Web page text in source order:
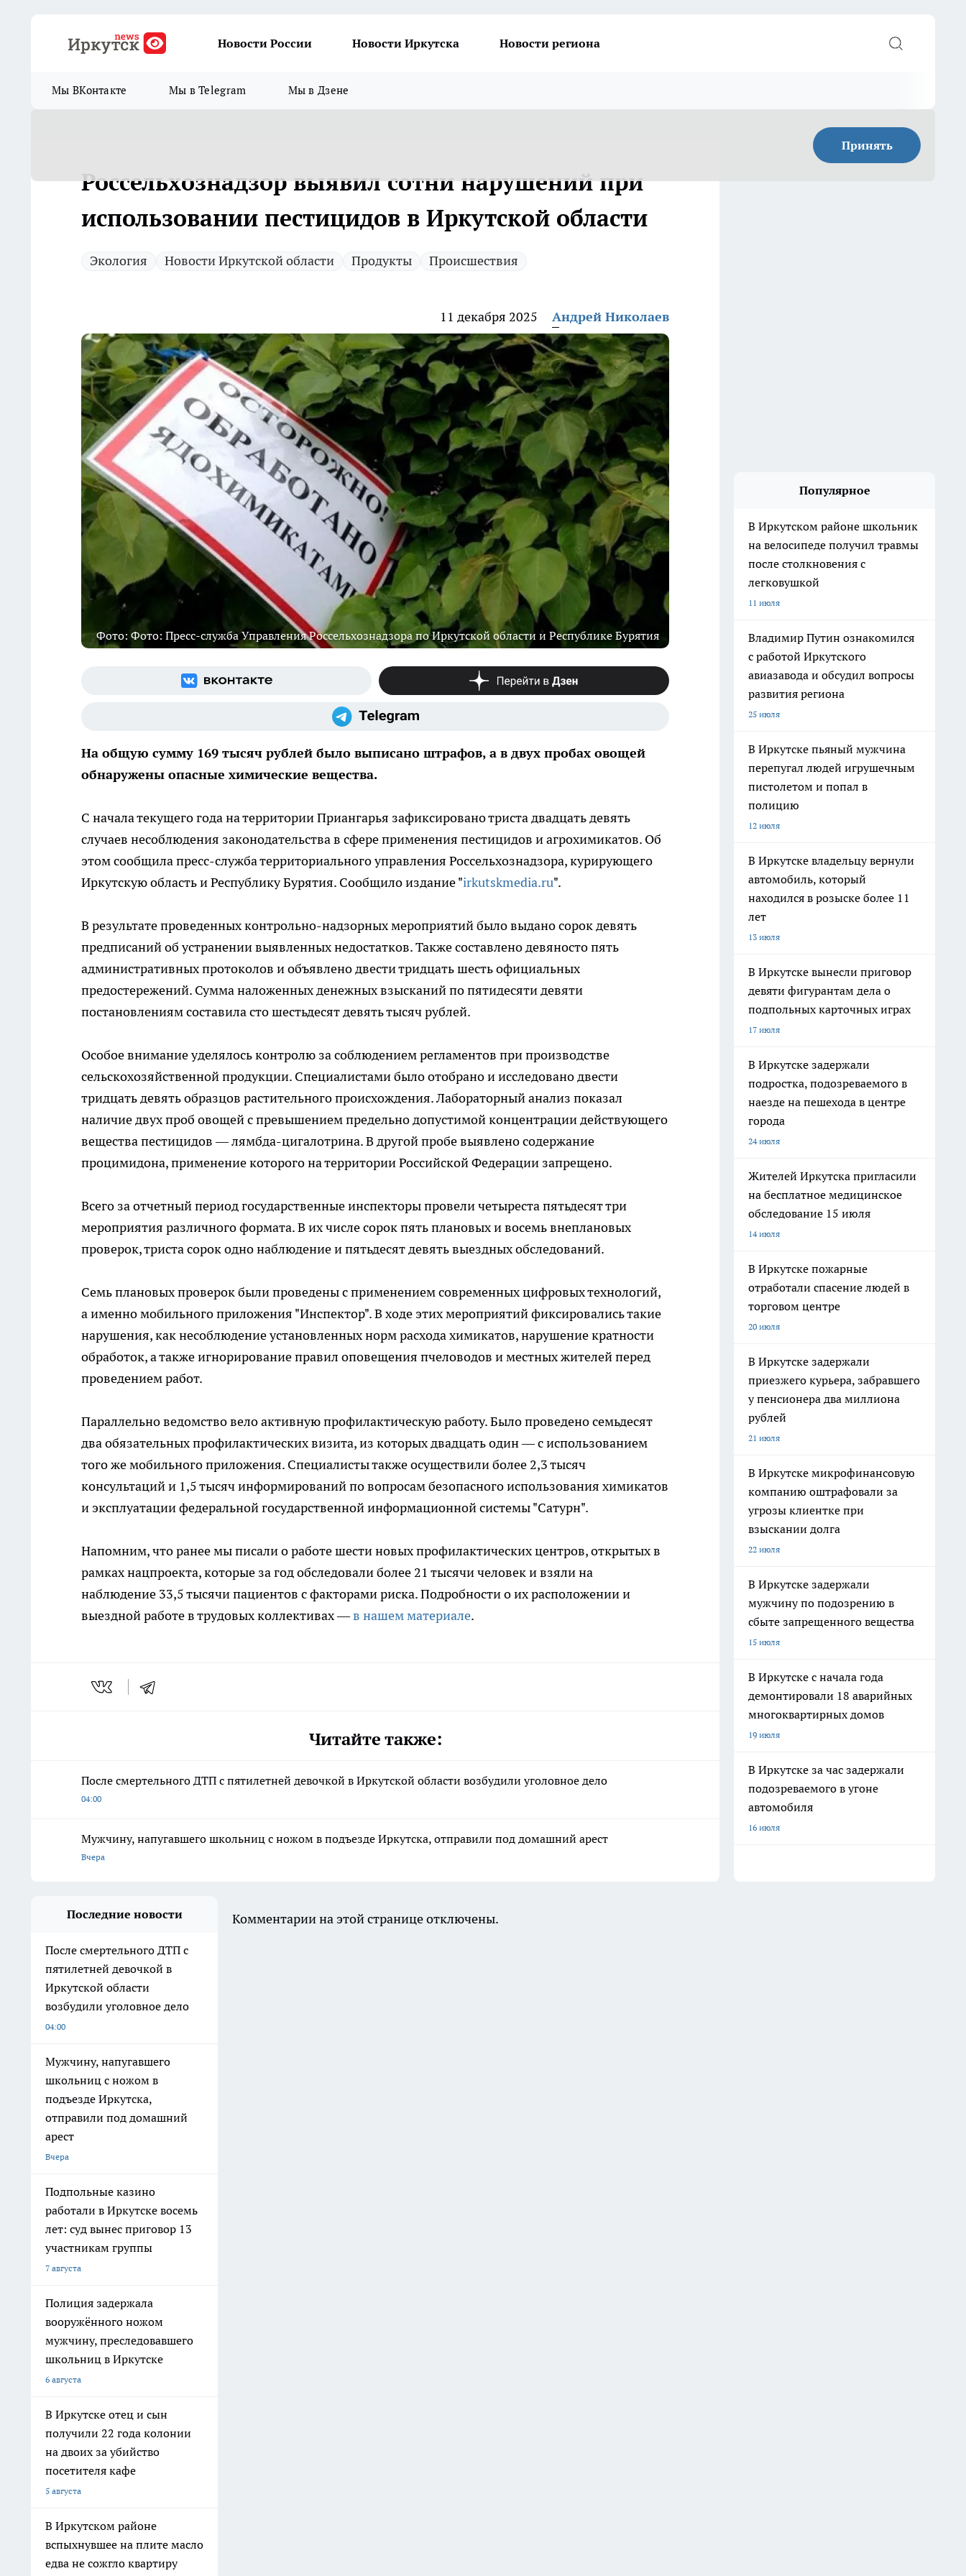
Новости России Новости Иркутска Новости региона
Мы ВКонтакте Мы в Telegram Мы в Дзене
Принять
Россельхознадзор выявил сотни нарушений при
использовании пестицидов в Иркутской области
Экология Новости Иркутской области Продукты Происшествия
11 декабря 2025 Андрей Николаев
Фото: Фото: Пресс-служба Управления Россельхознадзора по Иркутской области и Республике Бурятия
На общую сумму 169 тысяч рублей было выписано штрафов, а в двух пробах овощей
обнаружены опасные химические вещества.
С начала текущего года на территории Приангарья зафиксировано триста двадцать девять
случаев несоблюдения законодательства в сфере применения пестицидов и агрохимикатов. Об
этом сообщила пресс-служба территориального управления Россельхознадзора, курирующего
Иркутскую область и Республику Бурятия. Сообщило издание "irkutskmedia.ru".
В результате проведенных контрольно-надзорных мероприятий было выдано сорок девять
предписаний об устранении выявленных недостатков. Также составлено девяносто пять
административных протоколов и объявлено двести тридцать шесть официальных
предостережений. Сумма наложенных денежных взысканий по пятидесяти девяти
постановлениям составила сто шестьдесят девять тысяч рублей.
Особое внимание уделялось контролю за соблюдением регламентов при производстве
сельскохозяйственной продукции. Специалистами было отобрано и исследовано двести
тридцать девять образцов растительного происхождения. Лабораторный анализ показал
наличие двух проб овощей с превышением предельно допустимой концентрации действующего
вещества пестицидов — лямбда-цигалотрина. В другой пробе выявлено содержание
процимидона, применение которого на территории Российской Федерации запрещено.
Всего за отчетный период государственные инспекторы провели четыреста пятьдесят три
мероприятия различного формата. В их числе сорок пять плановых и восемь внеплановых
проверок, триста сорок одно наблюдение и пятьдесят девять выездных обследований.
Семь плановых проверок были проведены с применением современных цифровых технологий,
а именно мобильного приложения "Инспектор". В ходе этих мероприятий фиксировались такие
нарушения, как несоблюдение установленных норм расхода химикатов, нарушение кратности
обработок, а также игнорирование правил оповещения пчеловодов и местных жителей перед
проведением работ.
Параллельно ведомство вело активную профилактическую работу. Было проведено семьдесят
два обязательных профилактических визита, из которых двадцать один — с использованием
того же мобильного приложения. Специалисты также осуществили более 2,3 тысяч
консультаций и 1,5 тысяч информирований по вопросам безопасного использования химикатов
и эксплуатации федеральной государственной информационной системы "Сатурн".
Напомним, что ранее мы писали о работе шести новых профилактических центров, открытых в
рамках нацпроекта, которые за год обследовали более 21 тысячи человек и взяли на
наблюдение 33,5 тысячи пациентов с факторами риска. Подробности о их расположении и
выездной работе в трудовых коллективах —в нашем материале.
Читайте также:
После смертельного ДТП с пятилетней девочкой в Иркутской области возбудили уголовное дело
04:00
Мужчину, напугавшего школьниц с ножом в подъезде Иркутска, отправили под домашний арест
Вчера
Популярное
В Иркутском районе школьник
на велосипеде получил травмы
после столкновения с
легковушкой
11 июля
Владимир Путин ознакомился
с работой Иркутского
авиазавода и обсудил вопросы
развития региона
25 июля
В Иркутске пьяный мужчина
перепугал людей игрушечным
пистолетом и попал в
полицию
12 июля
В Иркутске владельцу вернули
автомобиль, который
находился в розыске более 11
лет
13 июля
В Иркутске вынесли приговор
девяти фигурантам дела о
подпольных карточных играх
17 июля
В Иркутске задержали
подростка, подозреваемого в
наезде на пешехода в центре
города
24 июля
Жителей Иркутска пригласили
на бесплатное медицинское
обследование 15 июля
14 июля
В Иркутске пожарные
отработали спасение людей в
торговом центре
20 июля
В Иркутске задержали
приезжего курьера, забравшего
у пенсионера два миллиона
рублей
21 июля
В Иркутске микрофинансовую
компанию оштрафовали за
угрозы клиентке при
взыскании долга
22 июля
В Иркутске задержали
мужчину по подозрению в
сбыте запрещенного вещества
15 июля
В Иркутске с начала года
демонтировали 18 аварийных
многоквартирных домов
19 июля
В Иркутске за час задержали
подозреваемого в угоне
автомобиля
16 июля
Последние новости
После смертельного ДТП с
пятилетней девочкой в
Иркутской области
возбудили уголовное дело
04:00
Мужчину, напугавшего
школьниц с ножом в
подъезде Иркутска,
отправили под домашний
арест
Вчера
Подпольные казино
работали в Иркутске восемь
лет: суд вынес приговор 13
участникам группы
7 августа
Полиция задержала
вооружённого ножом
мужчину, преследовавшего
школьниц в Иркутске
6 августа
В Иркутске отец и сын
получили 22 года колонии
на двоих за убийство
посетителя кафе
5 августа
В Иркутском районе
вспыхнувшее на плите масло
едва не сожгло квартиру
Комментарии на этой странице отключены.